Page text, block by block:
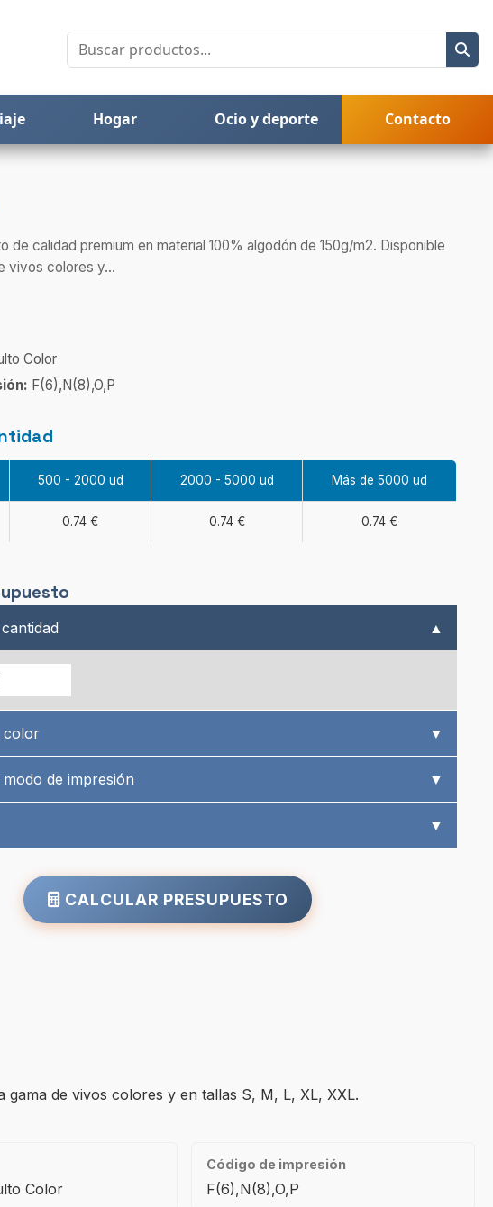
Hogar Ocio y deporte Contacto
de calidad premium en material 100% algodón de 150g/m2. Disponible
vivos colores y...
Color
F(6),N(8),O,P
500 - 2000 ud 2000 - 5000 ud Más de 5000 ud
0.74 € 0.74 € 0.74 €
▲
color ▼
de impresión ▼
▼
CALCULAR PRESUPUESTO
gama de vivos colores y en tallas S, M, L, XL, XXL.
Color
Código de impresión
F(6),N(8),O,P